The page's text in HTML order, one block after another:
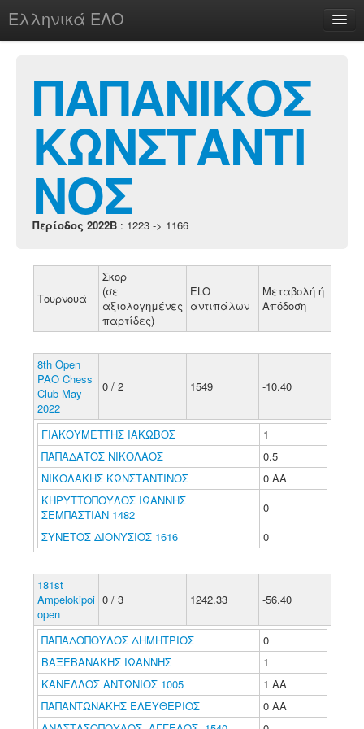
Ελληνικά ΕΛΟ
chesstu.be @ discord
Login
ΠΑΠΑΝΙΚΟΣ
ΚΩΝΣΤΑΝΤΙ
ΝΟΣ
Περίοδος 2022B : 1223 -> 1166
Τουρνουά
Σκορ
(σε
αξιολογημένες
παρτίδες)
ELO
αντιπάλων
Μεταβολή ή
Απόδοση
8th Open
PAO Chess
Club May
2022
0 / 2 1549 -10.40
ΓΙΑΚΟΥΜΕΤΤΗΣ ΙΑΚΩΒΟΣ
1
ΠΑΠΑΔΑΤΟΣ ΝΙΚΟΛΑΟΣ
0.5
ΝΙΚΟΛΑΚΗΣ ΚΩΝΣΤΑΝΤΙΝΟΣ
0 ΑΑ
ΚΗΡΥΤΤΟΠΟΥΛΟΣ ΙΩΑΝΝΗΣ
ΣΕΜΠΑΣΤΙΑΝ 1482
0
ΣΥΝΕΤΟΣ ΔΙΟΝΥΣΙΟΣ 1616
0
181st
Ampelokipoi
open
0 / 3 1242.33 -56.40
ΠΑΠΑΔΟΠΟΥΛΟΣ ΔΗΜΗΤΡΙΟΣ
0
ΒΑΞΕΒΑΝΑΚΗΣ ΙΩΑΝΝΗΣ
1
ΚΑΝΕΛΛΟΣ ΑΝΤΩΝΙΟΣ 1005
1 ΑΑ
ΠΑΠΑΝΤΩΝΑΚΗΣ ΕΛΕΥΘΕΡΙΟΣ
0 ΑΑ